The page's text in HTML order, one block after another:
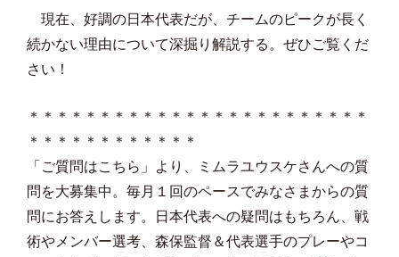
現在、好調の日本代表だが、チームのピークが長く
続かない理由について深掘り解説する。ぜひご覧くだ
さい！
＊＊＊＊＊＊＊＊＊＊＊＊＊＊＊＊＊＊＊＊＊＊＊＊
＊＊＊＊＊＊＊＊＊＊＊＊
「ご質問はこちら」より、ミムラユウスケさんへの質
問を大募集中。毎月１回のペースでみなさまからの質
問にお答えします。日本代表への疑問はもちろん、戦
術やメンバー選考、森保監督＆代表選手のプレーやコ